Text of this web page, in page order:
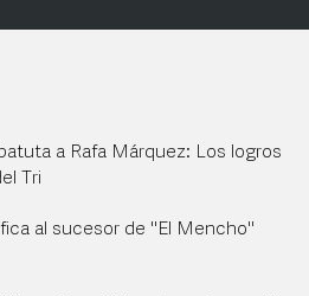
a Rafa Márquez: Los logros
Tri
al sucesor de "El Mencho"